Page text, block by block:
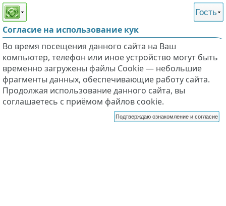
Этот сайт поддерживает
слабовидящих
Гость
Согласие на использование кук
Во время посещения данного сайта на Ваш
компьютер, телефон или иное устройство могут быть
временно загружены файлы Cookie — небольшие
фрагменты данных, обеспечивающие работу сайта.
Продолжая использование данного сайта, вы
соглашаетесь с приёмом файлов cookie.
Подтверждаю ознакомление и согласие